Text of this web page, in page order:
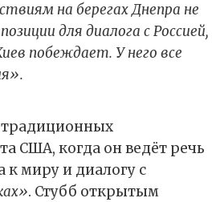
на берегах Днепра не
для диалога с Россией,
побеждает. У него все
традиционных
США, когда он ведёт речь
к миру и диалогу с
. Стубб открытым